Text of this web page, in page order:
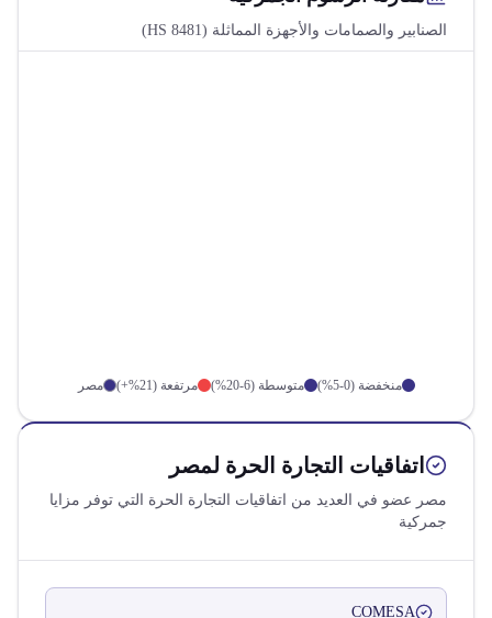
الصنابير والصمامات والأجهزة المماثلة (HS
8481
)
منخفضة (0-5%) متوسطة (6-20%) مرتفعة (21%+) مصر
اتفاقيات التجارة الحرة لمصر
مصر عضو في العديد من اتفاقيات التجارة الحرة التي توفر مزايا
جمركية
COMESA